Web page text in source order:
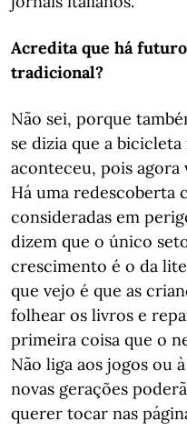
Acredita que há
tradicional?
Não sei, porque
se dizia que a
aconteceu, pois agora
Há uma redescoberta
consideradas em
dizem que o único
crescimento é o da
que vejo é que as
folhear os livros e
primeira coisa que o
Não liga aos jogos ou
novas gerações
querer tocar nas